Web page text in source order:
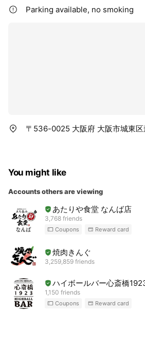
Parking available, no smoking
〒536-0025 大阪府 大阪市城東
You might like
Accounts others are viewing
あたりや食堂 なんば店
3,768 friends
Coupons Reward card
焼肉きんぐ
3,259,859 friends
ハイボールバー心斎橋
1,150 friends
Coupons Reward card